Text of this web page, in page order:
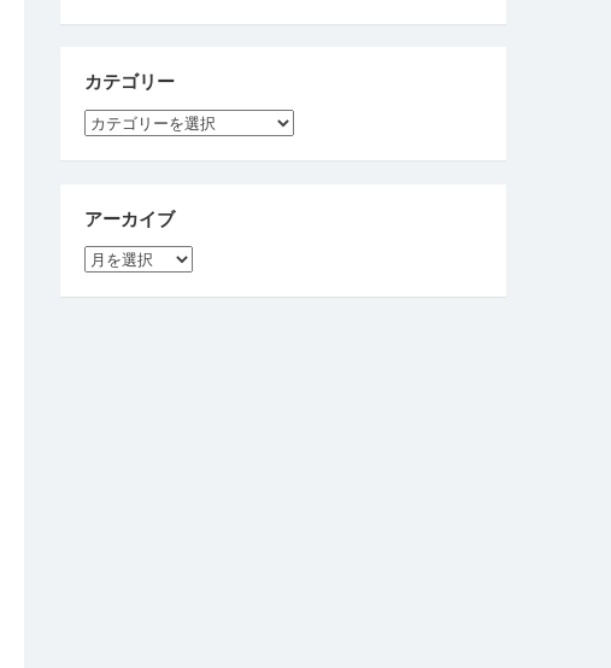
カテゴリー
カ
テ
ゴ
ー
アーカイブ
ア
ー
カ